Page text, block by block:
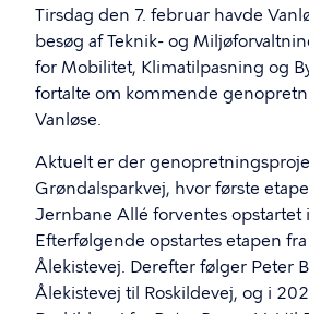
Tirsdag den 7. februar havde
besøg af Teknik- og
for Mobilitet, Klimatilpasning og
fortalte om kommende
Vanløse.
Aktuelt er der
Grøndalsparkvej, hvor første
Jernbane Allé forventes opstartet
Efterfølgende opstartes etapen
Ålekistevej. Derefter følger Peter
Ålekistevej til Roskildevej, og i